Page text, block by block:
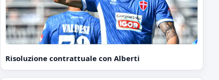
Risoluzione contrattuale con Alberti